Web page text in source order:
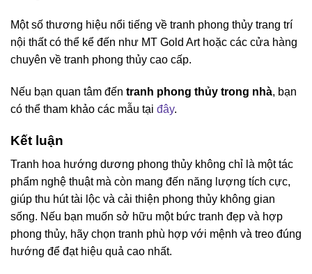
Một số thương hiệu nổi tiếng về tranh phong thủy trang trí
nội thất có thể kể đến như MT Gold Art hoặc các cửa hàng
chuyên về tranh phong thủy cao cấp.
Nếu bạn quan tâm đến tranh phong thủy trong nhà, bạn
có thể tham khảo các mẫu tại đây.
Kết luận
Tranh hoa hướng dương phong thủy không chỉ là một tác
phẩm nghệ thuật mà còn mang đến năng lượng tích cực,
giúp thu hút tài lộc và cải thiện phong thủy không gian
sống. Nếu bạn muốn sở hữu một bức tranh đẹp và hợp
phong thủy, hãy chọn tranh phù hợp với mệnh và treo đúng
hướng để đạt hiệu quả cao nhất.